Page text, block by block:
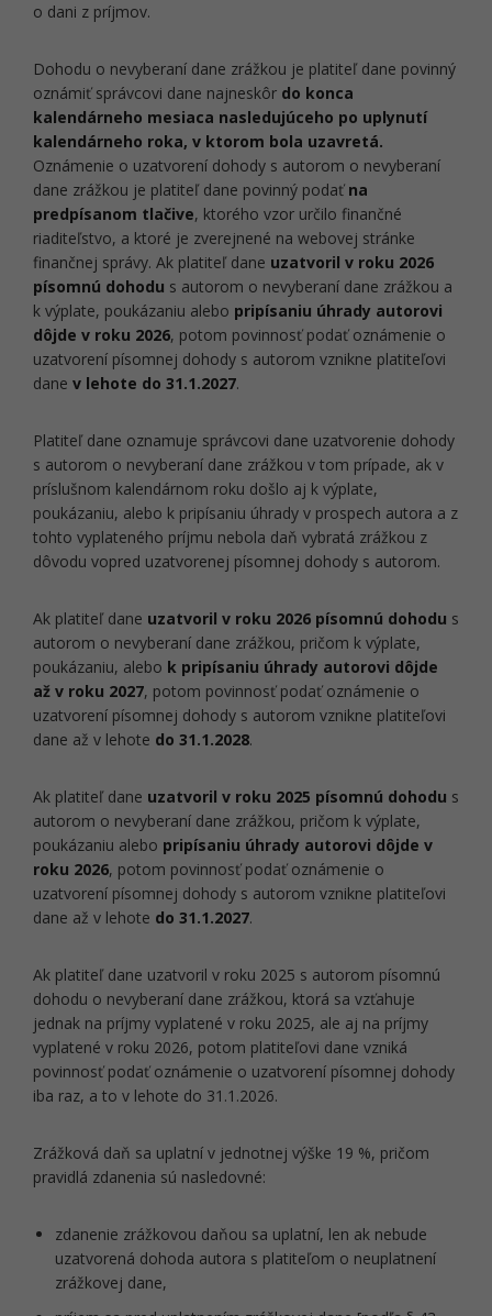
o dani z príjmov.
Dohodu o nevyberaní dane zrážkou je platiteľ dane povinný
oznámiť správcovi dane najneskôr do konca
kalendárneho mesiaca nasledujúceho po uplynutí
kalendárneho roka, v ktorom bola uzavretá.
Oznámenie o uzatvorení dohody s autorom o nevyberaní
dane zrážkou je platiteľ dane povinný podať na
predpísanom tlačive, ktorého vzor určilo finančné
riaditeľstvo, a ktoré je zverejnené na webovej stránke
finančnej správy. Ak platiteľ dane uzatvoril v roku 2026
písomnú dohodu s autorom o nevyberaní dane zrážkou a
k výplate, poukázaniu alebo pripísaniu úhrady autorovi
dôjde v roku 2026, potom povinnosť podať oznámenie o
uzatvorení písomnej dohody s autorom vznikne platiteľovi
dane v lehote do 31.1.2027.
Platiteľ dane oznamuje správcovi dane uzatvorenie dohody
s autorom o nevyberaní dane zrážkou v tom prípade, ak v
príslušnom kalendárnom roku došlo aj k výplate,
poukázaniu, alebo k pripísaniu úhrady v prospech autora a z
tohto vyplateného príjmu nebola daň vybratá zrážkou z
dôvodu vopred uzatvorenej písomnej dohody s autorom.
Ak platiteľ dane uzatvoril v roku 2026 písomnú dohodu s
autorom o nevyberaní dane zrážkou, pričom k výplate,
poukázaniu, alebo k pripísaniu úhrady autorovi dôjde
až v roku 2027, potom povinnosť podať oznámenie o
uzatvorení písomnej dohody s autorom vznikne platiteľovi
dane až v lehote do 31.1.2028.
Ak platiteľ dane uzatvoril v roku 2025 písomnú dohodu s
autorom o nevyberaní dane zrážkou, pričom k výplate,
poukázaniu alebo pripísaniu úhrady autorovi dôjde v
roku 2026, potom povinnosť podať oznámenie o
uzatvorení písomnej dohody s autorom vznikne platiteľovi
dane až v lehote do 31.1.2027.
Ak platiteľ dane uzatvoril v roku 2025 s autorom písomnú
dohodu o nevyberaní dane zrážkou, ktorá sa vzťahuje
jednak na príjmy vyplatené v roku 2025, ale aj na príjmy
vyplatené v roku 2026, potom platiteľovi dane vzniká
povinnosť podať oznámenie o uzatvorení písomnej dohody
iba raz, a to v lehote do 31.1.2026.
Zrážková daň sa uplatní v jednotnej výške 19 %, pričom
pravidlá zdanenia sú nasledovné:
zdanenie zrážkovou daňou sa uplatní, len ak nebude
uzatvorená dohoda autora s platiteľom o neuplatnení
zrážkovej dane,